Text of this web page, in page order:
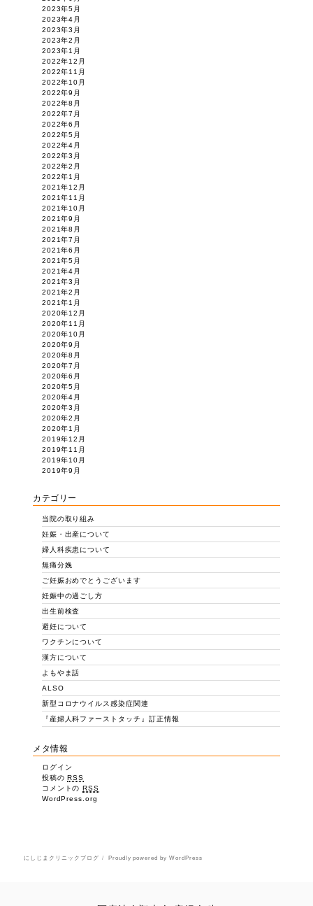
2023年5月
2023年4月
2023年3月
2023年2月
2023年1月
2022年12月
2022年11月
2022年10月
2022年9月
2022年8月
2022年7月
2022年6月
2022年5月
2022年4月
2022年3月
2022年2月
2022年1月
2021年12月
2021年11月
2021年10月
2021年9月
2021年8月
2021年7月
2021年6月
2021年5月
2021年4月
2021年3月
2021年2月
2021年1月
2020年12月
2020年11月
2020年10月
2020年9月
2020年8月
2020年7月
2020年6月
2020年5月
2020年4月
2020年3月
2020年2月
2020年1月
2019年12月
2019年11月
2019年10月
2019年9月
カテゴリー
当院の取り組み
妊娠・出産について
婦人科疾患について
無痛分娩
ご妊娠おめでとうございます
妊娠中の過ごし方
出生前検査
避妊について
ワクチンについて
漢方について
よもやま話
ALSO
新型コロナウイルス感染症関連
『産婦人科ファーストタッチ』訂正情報
メタ情報
ログイン
投稿のRSS
コメントのRSS
WordPress.org
にしじまクリニックブログ Proudly powered by WordPress